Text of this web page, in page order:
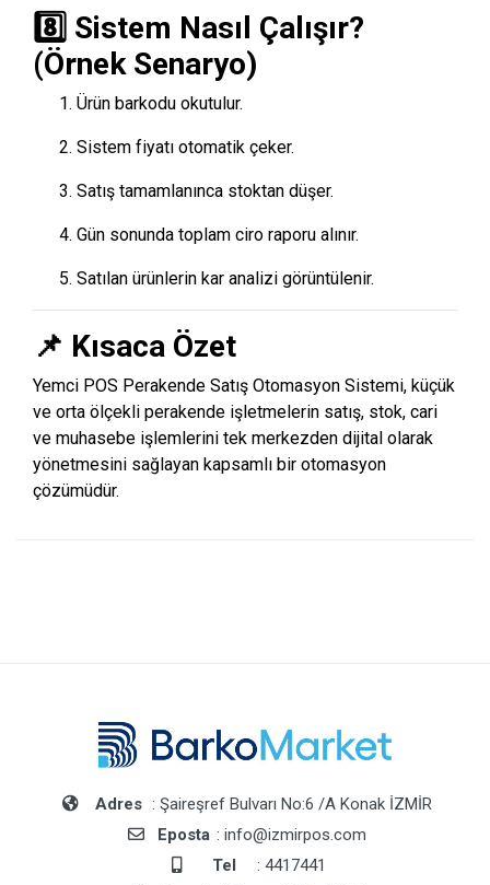
8️⃣ Sistem Nasıl Çalışır?
(Örnek Senaryo)
Ürün barkodu okutulur.
Sistem fiyatı otomatik çeker.
Satış tamamlanınca stoktan düşer.
Gün sonunda toplam ciro raporu alınır.
Satılan ürünlerin kar analizi görüntülenir.
📌 Kısaca Özet
Yemci POS Perakende Satış Otomasyon Sistemi, küçük
ve orta ölçekli perakende işletmelerin satış, stok, cari
ve muhasebe işlemlerini tek merkezden dijital olarak
yönetmesini sağlayan kapsamlı bir otomasyon
çözümüdür.
Adres : Şaireşref Bulvarı No:6 /A Konak İZMİR
Eposta : info@izmirpos.com
Tel
: 4417441